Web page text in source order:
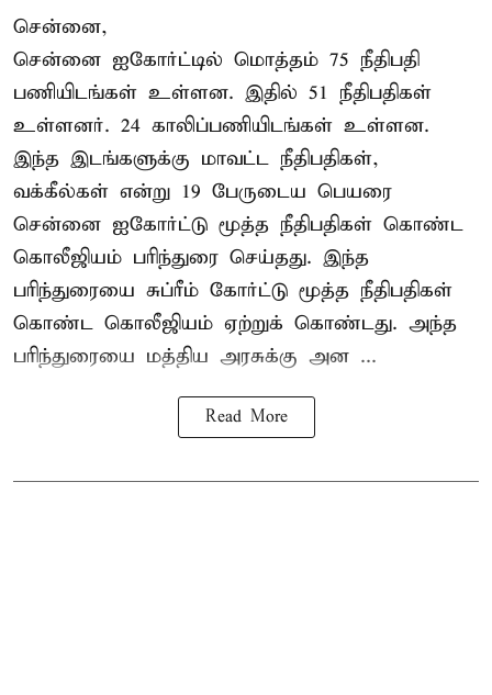
சென்னை,
சென்னை ஐகோர்ட்டில் மொத்தம் 75 நீதிபதி
பணியிடங்கள் உள்ளன. இதில் 51 நீதிபதிகள்
உள்ளனர். 24 காலிப்பணியிடங்கள் உள்ளன.
இந்த இடங்களுக்கு மாவட்ட நீதிபதிகள்,
வக்கீல்கள் என்று 19 பேருடைய பெயரை
சென்னை ஐகோர்ட்டு மூத்த நீதிபதிகள் கொண்ட
கொலீஜியம் பரிந்துரை செய்தது. இந்த
பரிந்துரையை சுப்ரீம் கோர்ட்டு மூத்த நீதிபதிகள்
கொண்ட கொலீஜியம் ஏற்றுக் கொண்டது. அந்த
பரிந்துரையை மத்திய அரசுக்கு அன ...
Read More